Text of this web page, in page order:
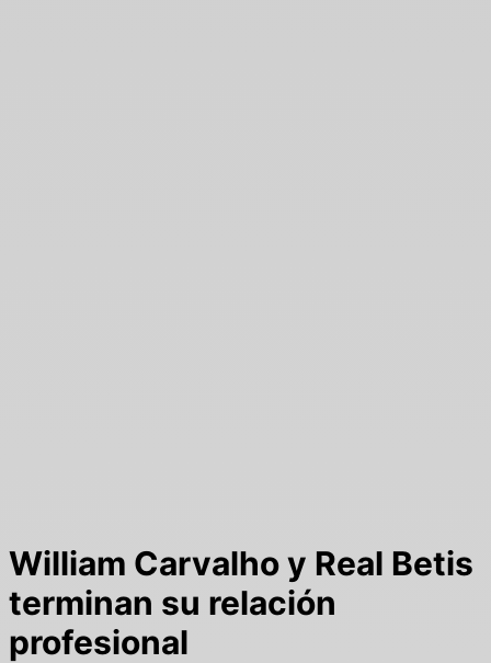
William Carvalho y Real Betis
terminan su relación
profesional